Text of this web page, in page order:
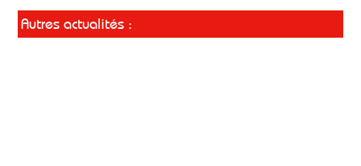
Autres actualités :